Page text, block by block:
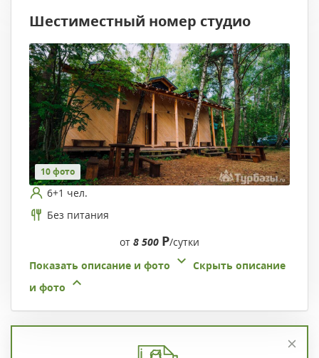
Шестиместный номер студио
10 фото
6+1 чел.
Без питания
от 8 500 Р/сутки
Показать описание и фото
Скрыть описание
и фото